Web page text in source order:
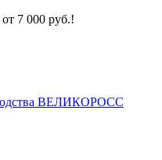
7 000 руб.!